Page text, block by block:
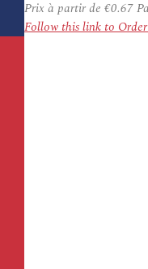
Prix à partir de €0.67
Follow this link to